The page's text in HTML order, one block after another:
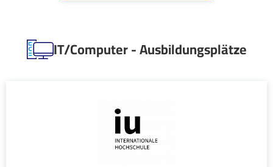
IT/Computer - Ausbildungsplätze